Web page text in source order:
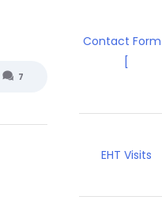
7
Contact Form ]
[
EHT Visits